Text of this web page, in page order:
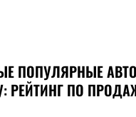
ПОПУЛЯРНЫЕ
РЕЙТИНГ ПО